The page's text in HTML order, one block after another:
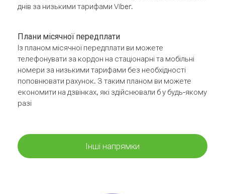
днів за низькими тарифами Viber.
Плани місячної передплати
Із планом місячної передплати ви можете
телефонувати за кордон на стаціонарні та мобільні
номери за низькими тарифами без необхідності
поповнювати рахунок. З таким планом ви можете
економити на дзвінках, які здійснювали б у будь-якому
разі
Інші напрямки